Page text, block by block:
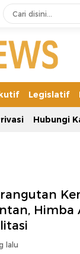
Legislatif
Hubungi
Himba
lalu